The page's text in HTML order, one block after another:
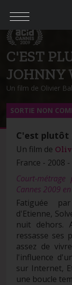
C'EST
JOHNNY
Un film de Olivier
C'est plutôt
Un film de
France - 2008
Court-
Cannes 2009
Fatiguée
d'Etienne,
nuit dehors.
ressasse ses
assez de
l'influence
sur Internet,
une boucle
SORTIE NON